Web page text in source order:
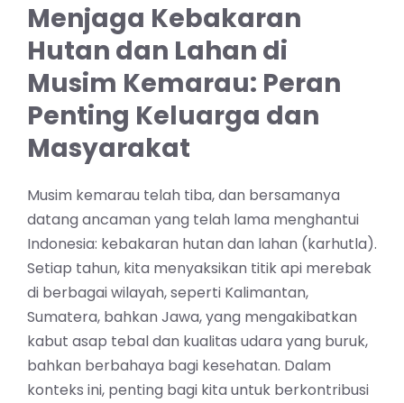
Menjaga Kebakaran
Hutan dan Lahan di
Musim Kemarau: Peran
Penting Keluarga dan
Masyarakat
Musim kemarau telah tiba, dan bersamanya
datang ancaman yang telah lama menghantui
Indonesia: kebakaran hutan dan lahan (karhutla).
Setiap tahun, kita menyaksikan titik api merebak
di berbagai wilayah, seperti Kalimantan,
Sumatera, bahkan Jawa, yang mengakibatkan
kabut asap tebal dan kualitas udara yang buruk,
bahkan berbahaya bagi kesehatan. Dalam
konteks ini, penting bagi kita untuk berkontribusi